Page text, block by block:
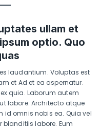
ullam et
optio. Quo
laudantium. Voluptas est
et Ad et ea aspernatur.
quia. Laborum autem
labore. Architecto atque
id omnis nobis ea. Quia vel
labore. Eum